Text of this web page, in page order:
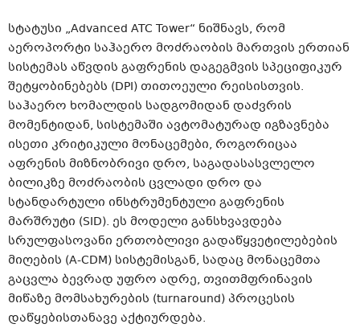
სტატუსი „Advanced ATC Tower“ ნიშნავს, რომ
აეროპორტი საჰაერო მოძრაობის მართვის ერთიან
სისტემას აწვდის გაფრენის დაგეგმვის სპეციფიკურ
შეტყობინებებს (DPI) თითოეული რეისისთვის.
საჰაერო ხომალდის სადგომიდან დაძვრის
მომენტიდან, სისტემაში ავტომატურად იგზავნება
ისეთი კრიტიკული მონაცემები, როგორიცაა
აფრენის მიზნობრივი დრო, საგადასასვლელო
ბილიკზე მოძრაობის ცვლადი დრო და
სტანდარტული ინსტრუმენტული გაფრენის
მარშრუტი (SID). ეს მოდელი განსხვავდება
სრულფასოვანი ერთობლივი გადაწყვეტილებების
მიღების (A-CDM) სისტემისგან, სადაც მონაცემთა
გაცვლა ბევრად უფრო ადრე, თვითმფრინავის
მიწაზე მომსახურების (turnaround) პროცესის
დაწყებისთანავე აქტიურდება.